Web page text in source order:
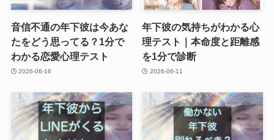
音信不通の年下彼は今あな
たをどう思ってる？1分で
わかる恋愛心理テスト
2026-06-16
年下彼の気持ちがわかる心
理テスト｜本命度と距離感
を1分で診断
2026-06-11